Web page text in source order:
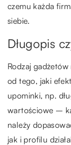
czemu każda
siebie.
Długopis
Rodzaj
od tego, jaki
upominki, np.
wartościowe –
należy
jak i profilu